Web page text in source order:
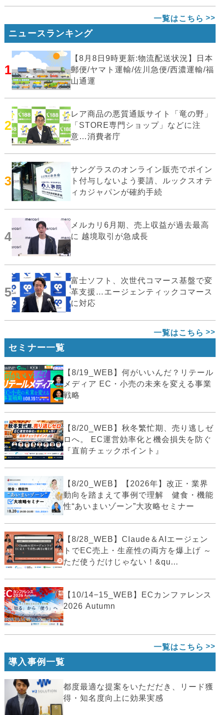
一覧はこちら
ニュースランキング
1
【8月8日9時更新:物流配送状況】日本
郵便/ヤマト運輸/佐川急便/西濃運輸/福
山通運
2
レア商品の悪質通販サイト「竜の野」
「STORE専門ショップ」などに注
意…消費者庁
3
サングラスのオンライン販売でポイン
ト付与しないよう要請、ルックスオテ
ィカジャパンが確約手続
4
メルカリ6月期、売上収益が過去最高
に 越境取引が急成長
5
富士ソフト、次世代コマース基盤で変
革支援…エージェンティックコマース
に対応
一覧はこちら
セミナー一覧
【8/19_WEB】何がいいんだ？リテール
メディア EC・小売の未来を変える事業
戦略
【8/20_WEB】秋冬繁忙期、売り逃しゼ
ロへ。 EC運営効率化と機会損失を防ぐ
『直前チェックポイント』
【8/20_WEB】【2026年】改正・業界
動向を踏まえて事例で理解 健食・機能
性“あいまいゾーン”大攻略セミナー
【8/28_WEB】Claude＆AIエージェン
トでEC売上・生産性の両方を爆上げ ～
ただ使うだけじゃない！&qu...
【10/14−15_WEB】ECカンファレンス
2026 Autumn
一覧はこちら
導入事例一覧
都度最適な提案をいただだき、リード獲
得・知名度向上に効果実感